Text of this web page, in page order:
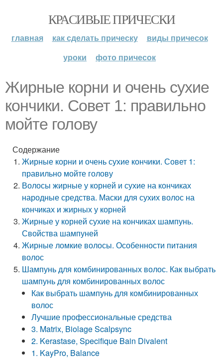
КРАСИВЫЕ ПРИЧЕСКИ
главная как сделать прическу
виды причесок
уроки
фото причесок
Жирные корни и очень сухие
кончики. Совет 1: правильно
мойте голову
Содержание
Жирные корни и очень сухие кончики. Совет 1:
правильно мойте голову
Волосы жирные у корней и сухие на кончиках
народные средства. Маски для сухих волос на
кончиках и жирных у корней
Жирные у корней сухие на кончиках шампунь.
Свойства шампуней
Жирные ломкие волосы. Особенности питания
волос
Шампунь для комбинированных волос. Как выбрать
шампунь для комбинированных волос
Как выбрать шампунь для комбинированных
волос
Лучшие профессиональные средства
3. Matrix, Biolage Scalpsync
2. Kerastase, Specifique Bain Divalent
1. KayPro, Balance